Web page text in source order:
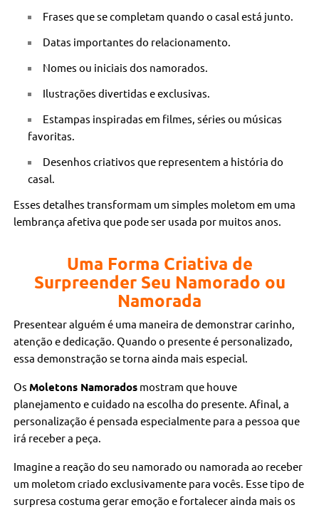
Frases que se completam quando o casal está junto.
Datas importantes do relacionamento.
Nomes ou iniciais dos namorados.
Ilustrações divertidas e exclusivas.
Estampas inspiradas em filmes, séries ou músicas
favoritas.
Desenhos criativos que representem a história do
casal.
Esses detalhes transformam um simples moletom em uma
lembrança afetiva que pode ser usada por muitos anos.
Uma Forma Criativa de
Surpreender Seu Namorado ou
Namorada
Presentear alguém é uma maneira de demonstrar carinho,
atenção e dedicação. Quando o presente é personalizado,
essa demonstração se torna ainda mais especial.
Os Moletons Namorados mostram que houve
planejamento e cuidado na escolha do presente. Afinal, a
personalização é pensada especialmente para a pessoa que
irá receber a peça.
Imagine a reação do seu namorado ou namorada ao receber
um moletom criado exclusivamente para vocês. Esse tipo de
surpresa costuma gerar emoção e fortalecer ainda mais os